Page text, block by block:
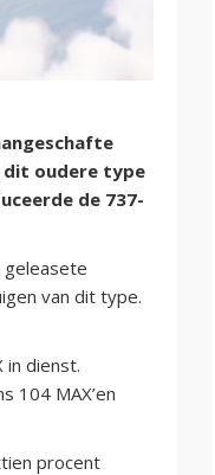
dit oudere type
de 737-
geleasete
van dit type.
in dienst.
104 MAX’en
procent